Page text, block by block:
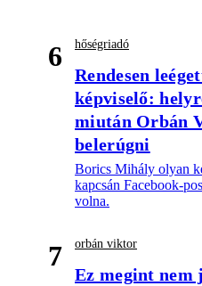
6 hőségriadó
Rendesen
képviselő:
miután Orbán
belerúgni
Borics Mihály olyan
kapcsán Facebook-
volna.
7 orbán viktor
Ez megint nem